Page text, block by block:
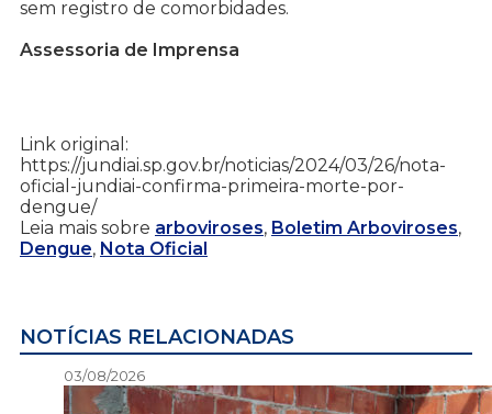
sem registro de comorbidades.
Assessoria de Imprensa
Link original:
https://jundiai.sp.gov.br/noticias/2024/03/26/nota-
oficial-jundiai-confirma-primeira-morte-por-
dengue/
Leia mais sobre arboviroses, Boletim Arboviroses,
Dengue, Nota Oficial
NOTÍCIAS RELACIONADAS
03/08/2026